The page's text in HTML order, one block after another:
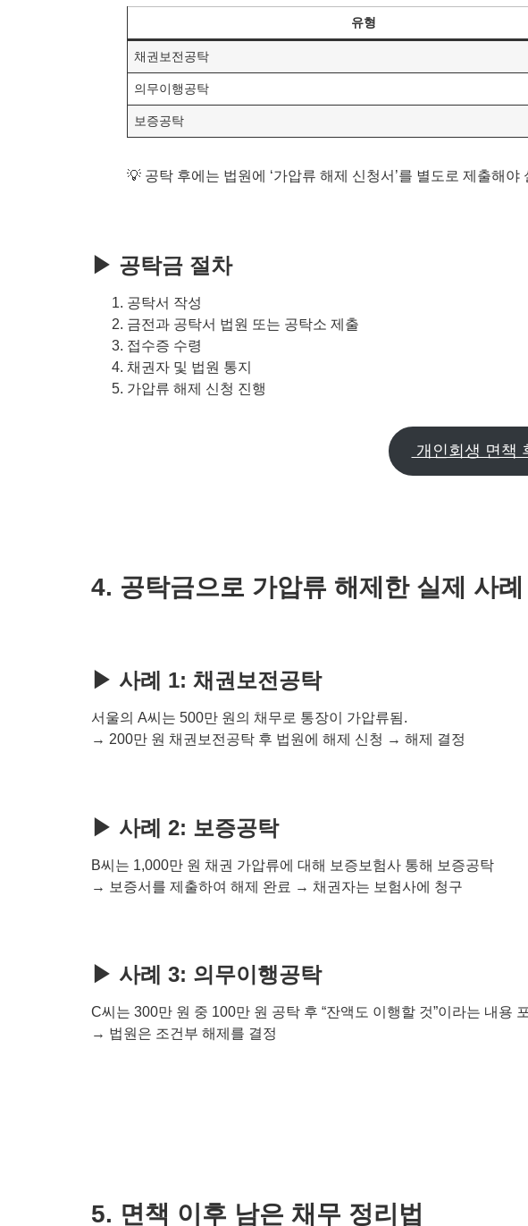
유형
채권보전공탁
의무이행공탁
보증공탁
💡 공탁 후에는 법원에 ‘가압류 해제 신청서’를 별도로 제출해야
▶ 공탁금 절차
공탁서 작성
금전과 공탁서 법원 또는 공탁소 제출
접수증 수령
채권자 및 법원 통지
가압류 해제 신청 진행
개인회생 면책
4. 공탁금으로 가압류 해제한 실제 사례
▶ 사례 1: 채권보전공탁
서울의 A씨는 500만 원의 채무로 통장이 가압류됨.
→ 200만 원 채권보전공탁 후 법원에 해제 신청 → 해제 결정
▶ 사례 2: 보증공탁
B씨는 1,000만 원 채권 가압류에 대해 보증보험사 통해 보증공탁
→ 보증서를 제출하여 해제 완료 → 채권자는 보험사에 청구
▶ 사례 3: 의무이행공탁
C씨는 300만 원 중 100만 원 공탁 후 “잔액도 이행할 것”이라는 내용
→ 법원은 조건부 해제를 결정
5. 면책 이후 남은 채무 정리법